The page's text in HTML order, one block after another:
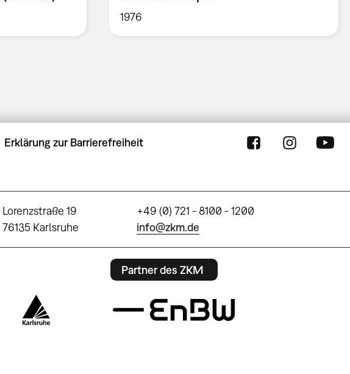
1976
Erklärung zur Barrierefreiheit
Lorenzstraße 19
76135 Karlsruhe
+49 (0) 721 - 8100 - 1200
info@zkm.de
Partner des ZKM